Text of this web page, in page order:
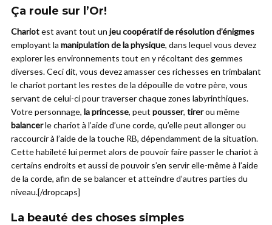
Ça roule sur l’Or!
Chariotest avant tout un jeu coopératif de résolution d’énigmes
employant la manipulation de la physique, dans lequel vous devez
explorer les environnements tout en y récoltant des gemmes
diverses. Ceci dit, vous devez amasser ces richesses en trimbalant
le chariot portant les restes de la dépouille de votre père, vous
servant de celui-ci pour traverser chaque zones labyrinthiques.
Votre personnage, la princesse, peut pousser, tirerou même
balancerle chariot à l’aide d’une corde, qu’elle peut allonger ou
raccourcir à l’aide de la touche RB, dépendamment de la situation.
Cette habileté lui permet alors de pouvoir faire passer le chariot à
certains endroits et aussi de pouvoir s’en servir elle-même à l’aide
de la corde, afin de se balancer et atteindre d’autres parties du
niveau.[/dropcaps]
La beauté des choses simples